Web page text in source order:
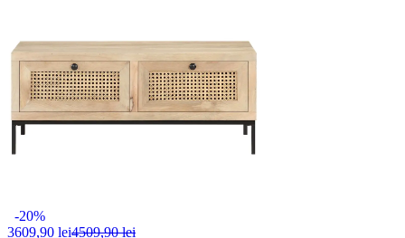
-20%
3609,90 lei4509,90 lei